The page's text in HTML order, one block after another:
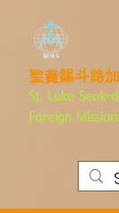
聖黃錫斗路
St. Luke Seok-
Foreign